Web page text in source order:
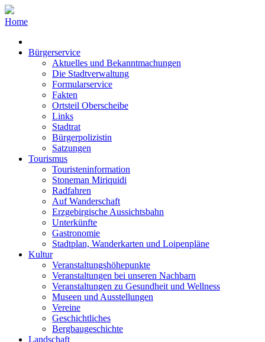
Home
Bürgerservice
Aktuelles und Bekanntmachungen
Die Stadtverwaltung
Formularservice
Fakten
Ortsteil Oberscheibe
Links
Stadtrat
Bürgerpolizistin
Satzungen
Tourismus
Touristeninformation
Stoneman Miriquidi
Radfahren
Auf Wanderschaft
Erzgebirgische Aussichtsbahn
Unterkünfte
Gastronomie
Stadtplan, Wanderkarten und Loipenpläne
Kultur
Veranstaltungshöhepunkte
Veranstaltungen bei unseren Nachbarn
Veranstaltungen zu Gesundheit und Wellness
Museen und Ausstellungen
Vereine
Geschichtliches
Bergbaugeschichte
Landschaft